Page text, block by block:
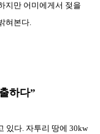
지만 어미에게서 젖을
혀본다.
하다”
있다. 자투리 땅에 30kw